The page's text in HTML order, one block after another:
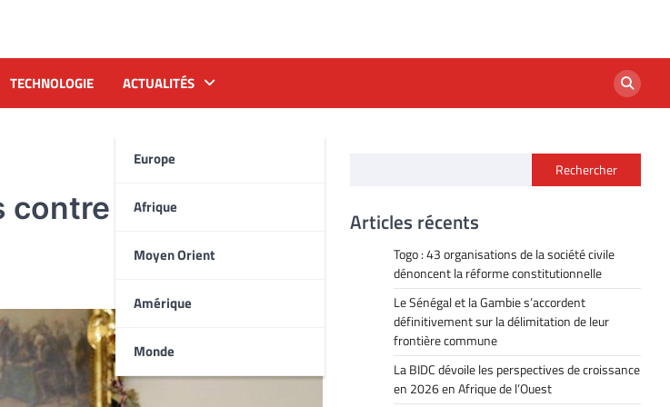
TECHNOLOGIE ACTUALITÉS
Europe
Afrique
Moyen Orient
Amérique
Monde
l’Iran sur fond
Rechercher
Articles récents
Togo : 43 organisations de la société civile
dénoncent la réforme constitutionnelle
Le Sénégal et la Gambie s’accordent
définitivement sur la délimitation de leur
frontière commune
La BIDC dévoile les perspectives de croissance
en 2026 en Afrique de l’Ouest